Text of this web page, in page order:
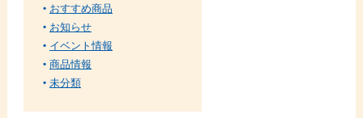
おすすめ商品
お知らせ
イベント情報
商品情報
未分類